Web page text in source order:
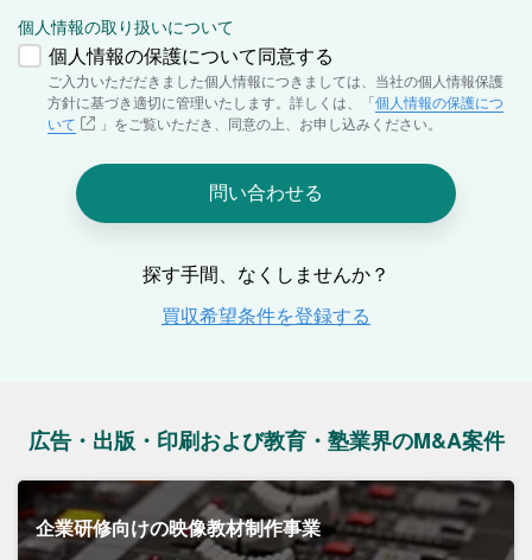
広告・出版・印刷および教育・塾業界のM&A案件
企業研修向けの映像教材制作事業